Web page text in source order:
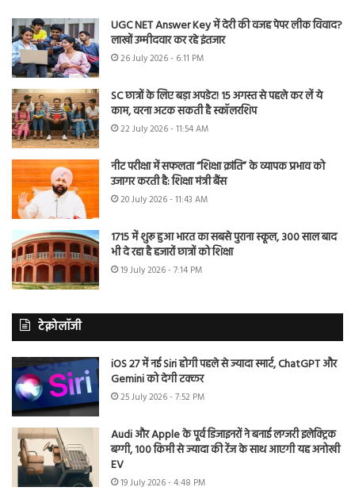
UGC NET Answer Key में देरी की वजह पेपर लीक विवाद?
लाखों उम्मीदवार कर रहे इंतजार
26 July 2026 - 6:11 PM
SC छात्रों के लिए बड़ा अपडेट! 15 अगस्त से पहले कर लें ये
काम, वरना अटक सकती है स्कॉलरशिप
22 July 2026 - 11:54 AM
नीट परीक्षा में सफलता “शिक्षा क्रांति” के व्यापक प्रभाव को
उजागर करती है: शिक्षा मंत्री बैंस
20 July 2026 - 11:43 AM
1715 में शुरू हुआ भारत का सबसे पुराना स्कूल, 300 साल बाद
भी दे रहा है हजारों छात्रों को शिक्षा
19 July 2026 - 7:14 PM
टेक्नोलॉजी
iOS 27 में नई Siri होगी पहले से ज्यादा स्मार्ट, ChatGPT और
Gemini को देगी टक्कर
25 July 2026 - 7:52 PM
Audi और Apple के पूर्व डिजाइनरों ने बनाई लग्जरी इलेक्ट्रिक
बग्गी, 100 किमी से ज्यादा की रेंज के साथ आएगी यह अनोखी
EV
19 July 2026 - 4:48 PM